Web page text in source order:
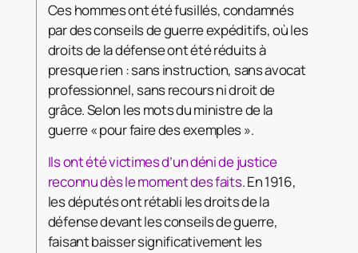
Ces hommes ont été fusillés, condamnés
par des conseils de guerre expéditifs, où les
droits de la défense ont été réduits à
presque rien : sans instruction, sans avocat
professionnel, sans recours ni droit de
grâce. Selon les mots du ministre de la
guerre « pour faire des exemples ».
Ils ont été victimes d’un déni de justice
reconnu dès le moment des faits. En 1916,
les députés ont rétabli les droits de la
défense devant les conseils de guerre,
faisant baisser significativement les